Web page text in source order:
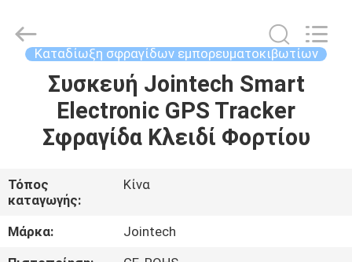
ΣΠΊΤΙ
ΠΡΟΪΌΝΤΑ
ΕΜΦΆΝΙΣΗ
VR
Καταδίωξη σφραγίδων εμπορευματοκιβωτίων
Συσκευή Jointech Smart
Electronic GPS Tracker
Σφραγίδα Κλειδί Φορτίου
Τόπος
καταγωγής:
Κίνα
Μάρκα:
Jointech